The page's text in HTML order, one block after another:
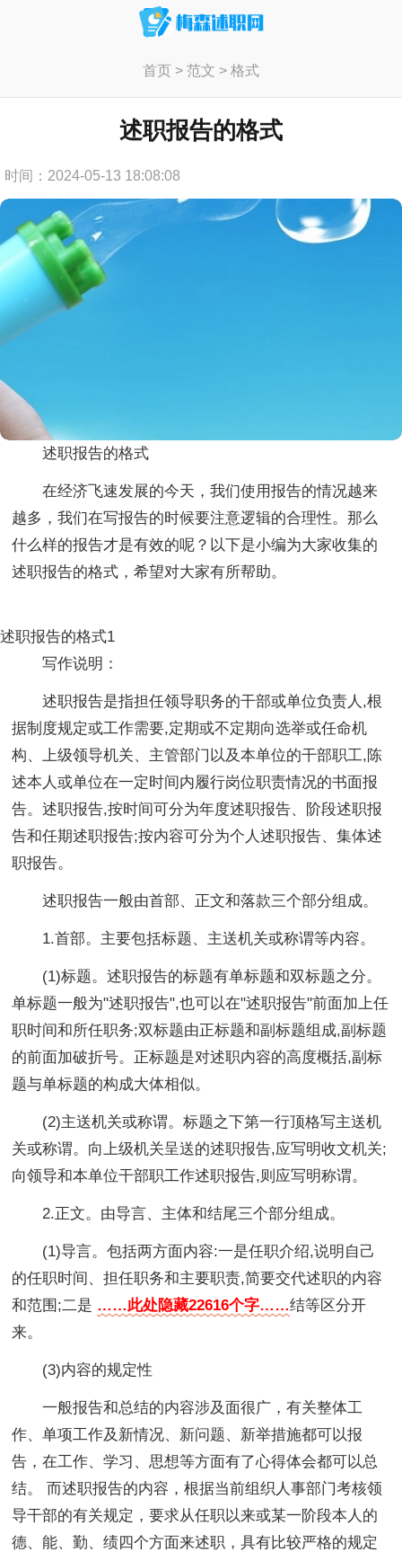
首页> 范文 > 格式
述职报告的格式
时间：2024-05-13 18:08:08
述职报告的格式
在经济飞速发展的今天，我们使用报告的情况越来
越多，我们在写报告的时候要注意逻辑的合理性。那么
什么样的报告才是有效的呢？以下是小编为大家收集的
述职报告的格式，希望对大家有所帮助。
述职报告的格式1
写作说明：
述职报告是指担任领导职务的干部或单位负责人,根
据制度规定或工作需要,定期或不定期向选举或任命机
构、上级领导机关、主管部门以及本单位的干部职工,陈
述本人或单位在一定时间内履行岗位职责情况的书面报
告。述职报告,按时间可分为年度述职报告、阶段述职报
告和任期述职报告;按内容可分为个人述职报告、集体述
职报告。
述职报告一般由首部、正文和落款三个部分组成。
1.首部。主要包括标题、主送机关或称谓等内容。
(1)标题。述职报告的标题有单标题和双标题之分。
单标题一般为"述职报告",也可以在"述职报告"前面加上任
职时间和所任职务;双标题由正标题和副标题组成,副标题
的前面加破折号。正标题是对述职内容的高度概括,副标
题与单标题的构成大体相似。
(2)主送机关或称谓。标题之下第一行顶格写主送机
关或称谓。向上级机关呈送的述职报告,应写明收文机关;
向领导和本单位干部职工作述职报告,则应写明称谓。
2.正文。由导言、主体和结尾三个部分组成。
(1)导言。包括两方面内容:一是任职介绍,说明自己
的任职时间、担任职务和主要职责,简要交代述职的内容
和范围;二是 ……此处隐藏22616个字……结等区分开
来。
(3)内容的规定性
一般报告和总结的内容涉及面很广，有关整体工
作、单项工作及新情况、新问题、新举措施都可以报
告，在工作、学习、思想等方面有了心得体会都可以总
结。 而述职报告的内容，根据当前组织人事部门考核领
导干部的有关规定，要求从任职以来或某一阶段本人的
德、能、勤、绩四个方面来述职，具有比较严格的规定